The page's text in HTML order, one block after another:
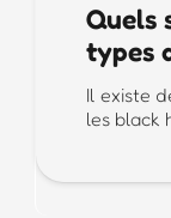
Quels
types
Il existe
les black